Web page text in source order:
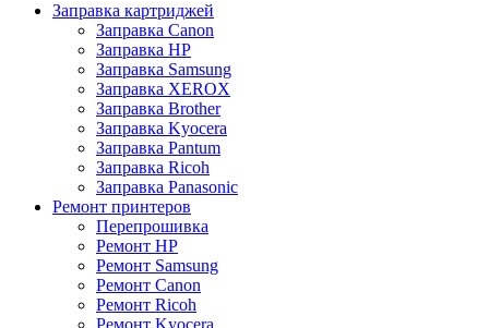
Заправка картриджей
Заправка Canon
Заправка HP
Заправка Samsung
Заправка XEROX
Заправка Brother
Заправка Kyocera
Заправка Pantum
Заправка Ricoh
Заправка Panasonic
Ремонт принтеров
Перепрошивка
Ремонт HP
Ремонт Samsung
Ремонт Canon
Ремонт Ricoh
Ремонт Kyocera